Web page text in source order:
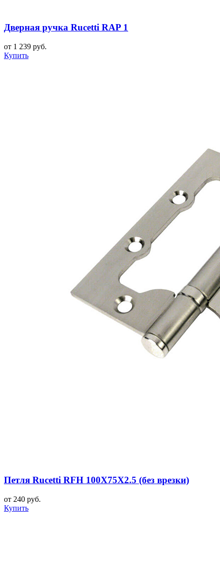
Дверная ручка Rucetti RAP 1
от 1 239 руб.
Купить
Петля Rucetti RFH 100X75X2.5 (без врезки)
от 240 руб.
Купить